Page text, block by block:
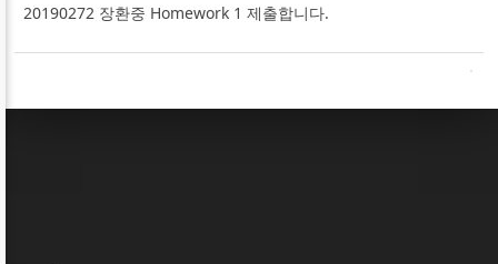
20190272 장환중 Homework 1 제출합니다.
Sketchbook5, 스케치북5
Sketchbook5, 스케치북5